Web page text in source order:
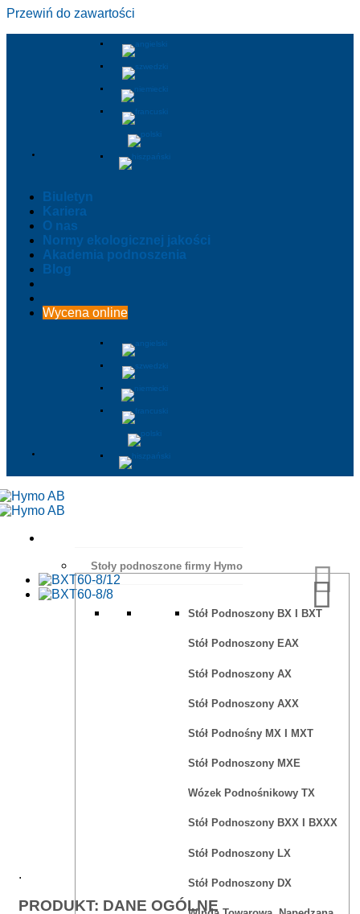
Przewiń do zawartości
Biuletyn
Kariera
O nas
Normy ekologicznej jakości
Akademia podnoszenia
Blog
Wycena online
Stoły podnoszone firmy Hymo
Stół Podnoszony BX I BXT
Stół Podnoszony EAX
Stół Podnoszony AX
Stół Podnoszony AXX
Stół Podnośny MX I MXT
Stół Podnoszony MXE
Wózek Podnośnikowy TX
Stół Podnoszony BXX I BXXX
Stół Podnoszony LX
Stół Podnoszony DX
.
PRODUKT: DANE OGÓLNE